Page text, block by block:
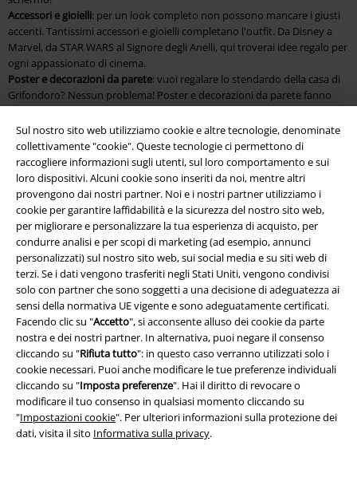
Sul nostro sito web utilizziamo cookie e altre tecnologie, denominate
collettivamente "cookie". Queste tecnologie ci permettono di
raccogliere informazioni sugli utenti, sul loro comportamento e sui
loro dispositivi. Alcuni cookie sono inseriti da noi, mentre altri
provengono dai nostri partner. Noi e i nostri partner utilizziamo i
cookie per garantire laffidabilità e la sicurezza del nostro sito web,
per migliorare e personalizzare la tua esperienza di acquisto, per
condurre analisi e per scopi di marketing (ad esempio, annunci
personalizzati) sul nostro sito web, sui social media e su siti web di
terzi. Se i dati vengono trasferiti negli Stati Uniti, vengono condivisi
solo con partner che sono soggetti a una decisione di adeguatezza ai
sensi della normativa UE vigente e sono adeguatamente certificati.
Facendo clic su "Accetto", si acconsente alluso dei cookie da parte
nostra e dei nostri partner. In alternativa, puoi negare il consenso
cliccando su "Rifiuta tutto": in questo caso verranno utilizzati solo i
cookie necessari. Puoi anche modificare le tue preferenze individuali
cliccando su "Imposta preferenze". Hai il diritto di revocare o
modificare il tuo consenso in qualsiasi momento cliccando su
"Impostazioni cookie". Per ulteriori informazioni sulla protezione dei
dati, visita il sito Informativa sulla privacy.
Accessori e gioielli: per un look completo non possono mancare i giusti
accenti. Tantissimi accessori e gioielli completano l'outfit. Da Disney a
Marvel, da STAR WARS al Signore degli Anelli, qui troverai idee regalo per
ogni appassionato di cinema.
Poster e decorazioni da parete: vuoi regalare lo stendardo della casa di
Grifondoro? Nessun problema! Poster e decorazioni da parete fanno
parte dell'equipaggiamento di base di ogni cinefilo. Oltre a un'ampia
selezione di poster di anime, ti offriamo decorazioni da parete di
Hogwarts in perfetto stile o calendari da parete di STAR WARS realizzati
con cura.
Magliette, felpe e altro per gli appassionati di cinema
Con la nostraampia collezione di magliette e felpe con cappucciopotrai
rendere felici gli appassionati di cinema e i nerd di ogni genere. I fan di
Naruto, Dragon Ball Z o One Piece troveranno da noi lemagliette anime
giuste. Per gli amici di Harley Quinn o del Joker, da noi troverai magliette
e top diBatman.
Per le giornate freddeoffriamo a te e ai tuoi amicifelpe con cappuccio e
maglioni di Harry Potterdallo stile impeccabile. Abbiamo anche
un'ampia selezione di abbigliamento speciale, come giacche, cardigan,
felpe e molto altro. Dai film più famosi alle serie più amate, ce n'è per
tutti i gusti!
Perfetti per l'home cinema: accessori per la casa con
motivi ispirati a film e serie TV